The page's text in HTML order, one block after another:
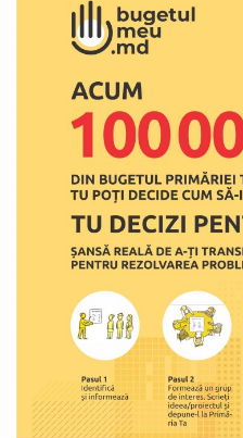
Consiliului
online
Deciziile
Consiliului
Procese-
verbale
Consiliului
Ședințe
online